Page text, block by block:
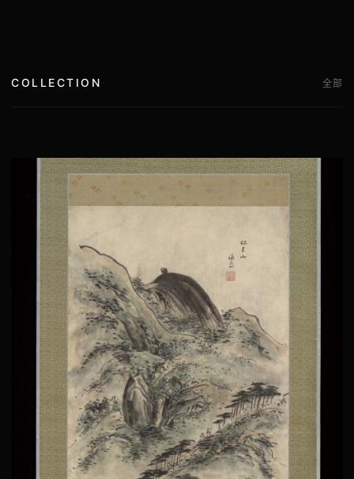
COLLECTION 全部